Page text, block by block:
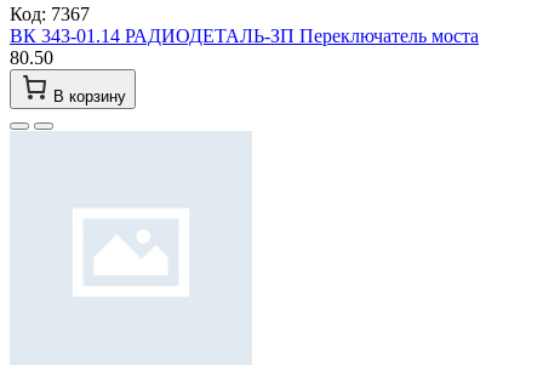
Код: 7367
ВК 343-01.14 РАДИОДЕТАЛЬ-ЗП Переключатель моста
80.50
В корзину